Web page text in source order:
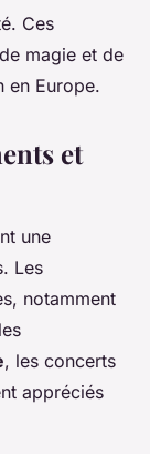
Ces
magie et de
en Europe.
et
une
Les
notamment
, les concerts
appréciés